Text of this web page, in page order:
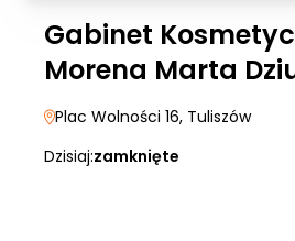
Gabinet
Morena Marta
Plac Wolności 16, Tuliszów
Dzisiaj:zamknięte